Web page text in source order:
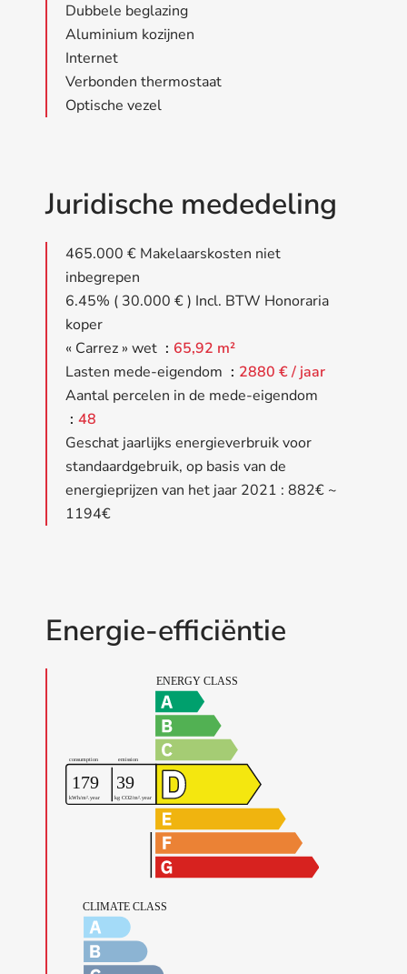
Dubbele beglazing
Aluminium kozijnen
Internet
Verbonden thermostaat
Optische vezel
Juridische mededeling
465.000 € Makelaarskosten niet
inbegrepen
6.45% ( 30.000 € ) Incl. BTW Honoraria
koper
« Carrez » wet
65,92 m²
Lasten mede-eigendom
2880 € / jaar
Aantal percelen in de mede-eigendom
48
Geschat jaarlijks energieverbruik voor
standaardgebruik, op basis van de
energieprijzen van het jaar 2021 : 882€ ~
1194€
Energie-efficiëntie